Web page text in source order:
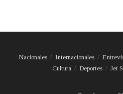
Nacionales Internacionales
Cultura
Deportes Jet